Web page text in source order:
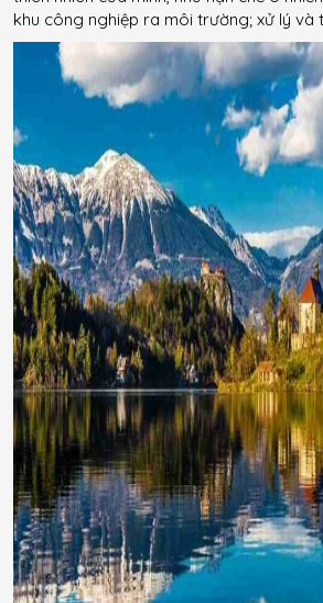
khu công nghiệp ra môi trường; xử lý và